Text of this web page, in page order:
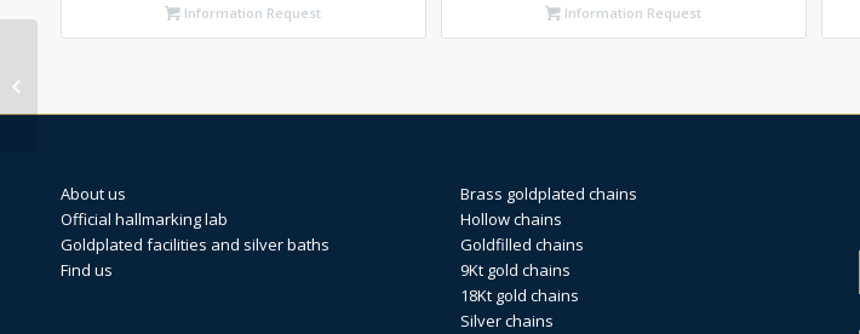
Information Request Information Request
About us
Official hallmarking lab
Goldplated facilities and silver baths
Find us
Brass goldplated chains
Hollow chains
Goldfilled chains
9Kt gold chains
18Kt gold chains
Silver chains